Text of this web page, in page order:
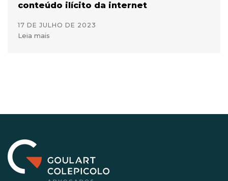
conteúdo ilícito da internet
17 DE JULHO DE 2023
Leia mais